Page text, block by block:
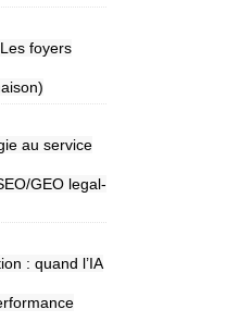
foyers
au service
GEO legal-
: quand l’IA